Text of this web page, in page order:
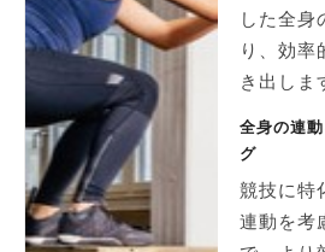
した全身
り、効率
き出しま
全身の連
グ
競技に特
連動を考